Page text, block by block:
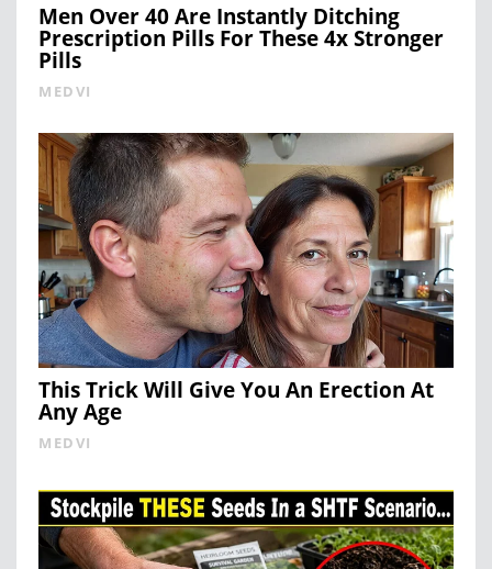
Men Over 40 Are Instantly Ditching
Prescription Pills For These 4x Stronger
Pills
MEDVI
This Trick Will Give You An Erection At
Any Age
MEDVI